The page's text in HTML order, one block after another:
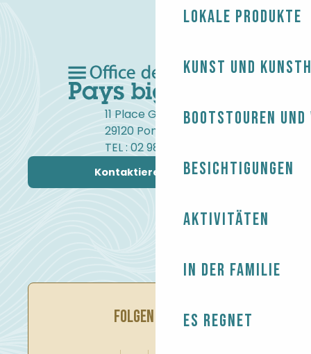
Lokale Produkte
Kunst und
Bootstouren
Besichtigungen
Aktivitäten
In der Familie
Es regnet
11 Place Gambetta
29120 Pont-l'Abbé
TEL : 02 98 82 37 99
Kontaktieren Sie uns
FOLGEN SIE UNS